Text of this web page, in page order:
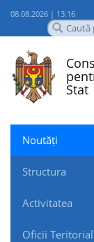
08.08.2026 | 13:16
Stat
Noutăți
Structura
Activitatea
Oficii